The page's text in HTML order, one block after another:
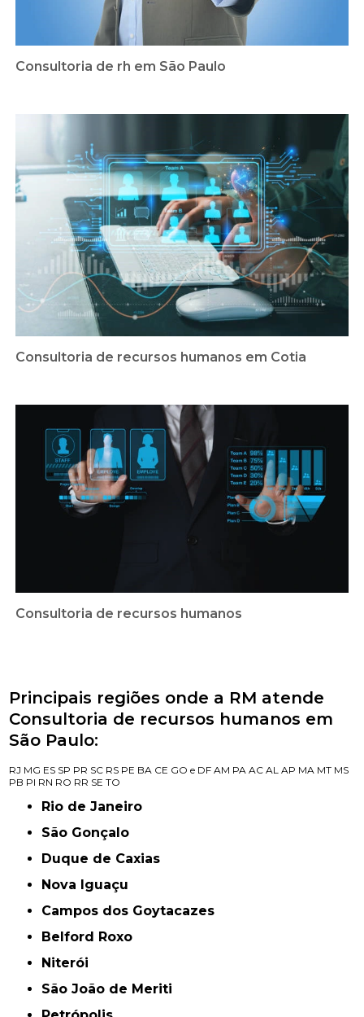
Consultoria de rh em São Paulo
Consultoria de recursos humanos em Cotia
Consultoria de recursos humanos
Principais regiões onde a RM atende
Consultoria de recursos humanos em
São Paulo:
RJ MG ES SP PR SC RS PE BA CE GO e DF AM PA AC AL AP MA MT MS
PB PI RN RO RR SE TO
Rio de Janeiro
São Gonçalo
Duque de Caxias
Nova Iguaçu
Campos dos Goytacazes
Belford Roxo
Niterói
São João de Meriti